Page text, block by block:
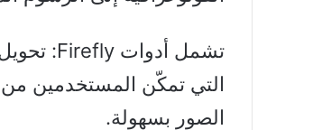
التي تمكّن المستخدمين من
الصور بسهولة.